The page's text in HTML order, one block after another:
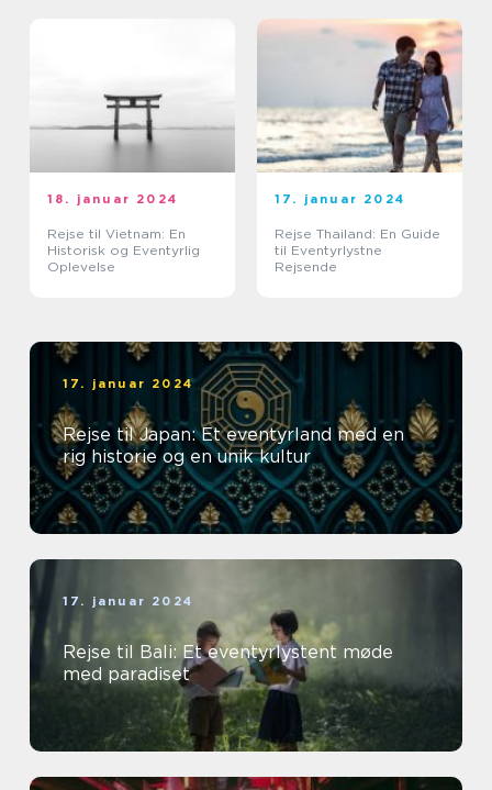
18. januar 2024
Rejse til Vietnam: En
Historisk og Eventyrlig
Oplevelse
17. januar 2024
Rejse Thailand: En Guide
til Eventyrlystne
Rejsende
17. januar 2024
Rejse til Japan: Et eventyrland med en
rig historie og en unik kultur
17. januar 2024
Rejse til Bali: Et eventyrlystent møde
med paradiset